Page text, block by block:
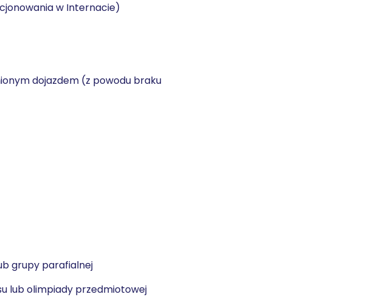
w Internacie)
dojazdem (z powodu braku
grupy parafialnej
lub olimpiady przedmiotowej